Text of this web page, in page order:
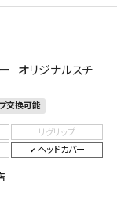
オリジナルスチ
交換可能
リグリップ
ヘッドカバー